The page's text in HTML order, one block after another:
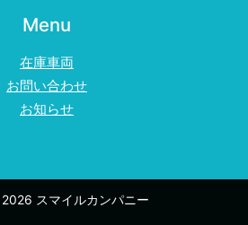
Menu
在庫車両
お問い合わせ
お知らせ
スマイルカンパニー